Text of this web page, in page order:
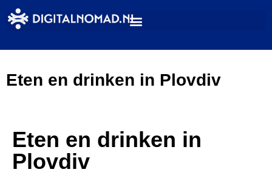
Eten en drinken in Plovdiv
Eten en drinken in
Plovdiv